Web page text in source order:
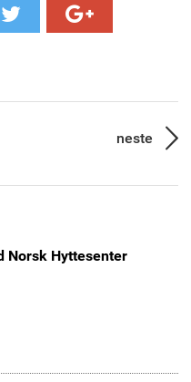
twitter Google+
neste
Norsk Hyttesenter